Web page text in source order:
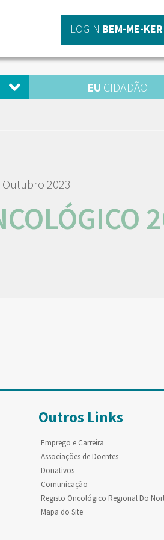
LOGIN BEM-ME-KER
EU CIDADÃO
Outubro 2023
Outros Links
Emprego e Carreira
Associações de Doentes
Donativos
Comunicação
Registo Oncológico Regional Do
Mapa do Site